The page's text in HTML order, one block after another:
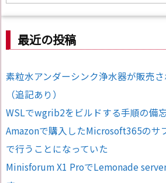
最近の投稿
素粒水アンダーシンク浄水器が販売
（追記あり）
WSLでwgrib2をビルドする手順の備
Amazonで購入したMicrosoft365のサ
で行うことになっていた
Minisforum X1 ProでLemonade